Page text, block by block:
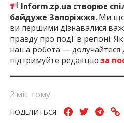
Inform.zp.ua створює
байдуже Запоріжжя. Ми
ви першими дізнавалися
правду про події в регіоні.
наша робота — долучайтеся
підтримуйте редакцію за
2 міс. тому
ПОДЕЛИТЬСЯ: